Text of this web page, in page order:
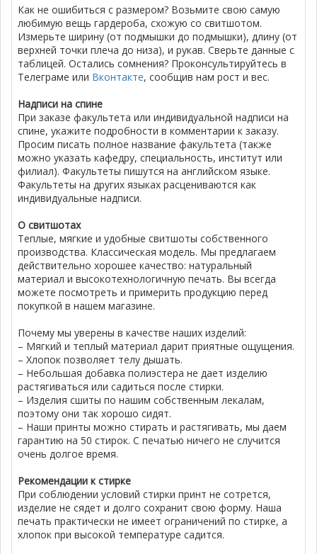
Как не ошибиться с размером? Возьмите свою самую
любимую вещь гардероба, схожую со свитшотом.
Измерьте ширину (от подмышки до подмышки), длину (от
верхней точки плеча до низа), и рукав. Сверьте данные с
таблицей. Остались сомнения? Проконсультируйтесь в
Телеграме или Вконтакте, сообщив нам рост и вес.
Надписи на спине
При заказе факультета или индивидуальной надписи на
спине, укажите подробности в комментарии к заказу.
Просим писать полное название факультета (также
можно указать кафедру, специальность, институт или
филиал). Факультеты пишутся на английском языке.
Факультеты на других языках расцениваются как
индивидуальные надписи.
О свитшотах
Теплые, мягкие и удобные свитшоты собственного
производства. Классическая модель. Мы предлагаем
действительно хорошее качество: натуральный
материал и высокотехнологичную печать. Вы всегда
можете посмотреть и примерить продукцию перед
покупкой в нашем магазине.
Почему мы уверены в качестве наших изделий:
– Мягкий и теплый материал дарит приятные ощущения.
– Хлопок позволяет телу дышать.
– Небольшая добавка полиэстера не дает изделию
растягиваться или садиться после стирки.
– Изделия сшиты по нашим собственным лекалам,
поэтому они так хорошо сидят.
– Наши принты можно стирать и растягивать, мы даем
гарантию на 50 стирок. С печатью ничего не случится
очень долгое время.
Рекомендации к стирке
При соблюдении условий стирки принт не сотрется,
изделие не сядет и долго сохранит свою форму. Наша
печать практически не имеет ограничений по стирке, а
хлопок при высокой температуре садится.